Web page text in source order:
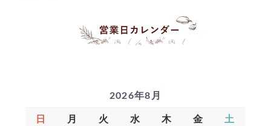
2026年8月
日 月 火 水 木 金 土